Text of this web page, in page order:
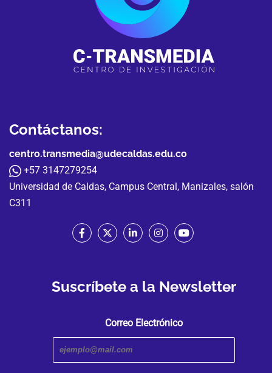
Contáctanos:
centro.transmedia@udecaldas.edu.co
+57 3147279254
Universidad de Caldas, Campus Central, Manizales, salón
C311
Suscríbete a la Newsletter
Correo Electrónico